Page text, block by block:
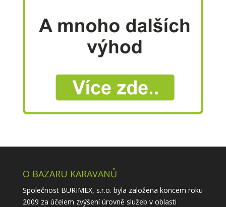
O BAZARU KARAVANŮ
Společnost BURIMEX, s.r.o. byla založena koncem roku
2009 za účelem zvýšení úrovně služeb v oblasti